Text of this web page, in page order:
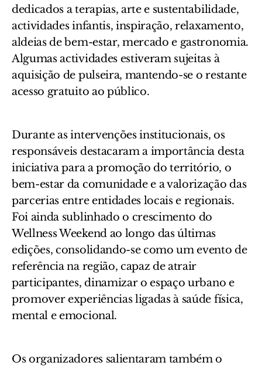
dedicados a terapias, arte e sustentabilidade,
actividades infantis, inspiração, relaxamento,
aldeias de bem-estar, mercado e gastronomia.
Algumas actividades estiveram sujeitas à
aquisição de pulseira, mantendo-se o restante
acesso gratuito ao público.
Durante as intervenções institucionais, os
responsáveis destacaram a importância desta
iniciativa para a promoção do território, o
bem-estar da comunidade e a valorização das
parcerias entre entidades locais e regionais.
Foi ainda sublinhado o crescimento do
Wellness Weekend ao longo das últimas
edições, consolidando-se como um evento de
referência na região, capaz de atrair
participantes, dinamizar o espaço urbano e
promover experiências ligadas à saúde física,
mental e emocional.
Os organizadores salientaram também o